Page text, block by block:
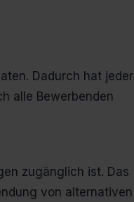
Dadurch hat jeder
alle Bewerbenden
zugänglich ist. Das
von alternativen